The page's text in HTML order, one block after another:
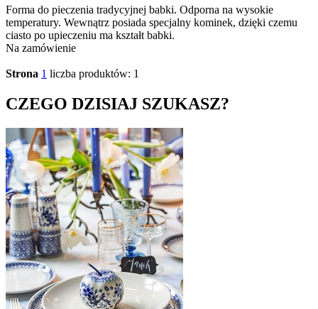
Forma do pieczenia tradycyjnej babki. Odporna na wysokie
temperatury. Wewnątrz posiada specjalny kominek, dzięki czemu
ciasto po upieczeniu ma kształt babki.
Na zamówienie
Strona 1 liczba produktów: 1
CZEGO DZISIAJ SZUKASZ?